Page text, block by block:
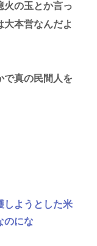
火の玉とか言っ
本営なんだよ
で真の民間人を
しようとした米
のにな